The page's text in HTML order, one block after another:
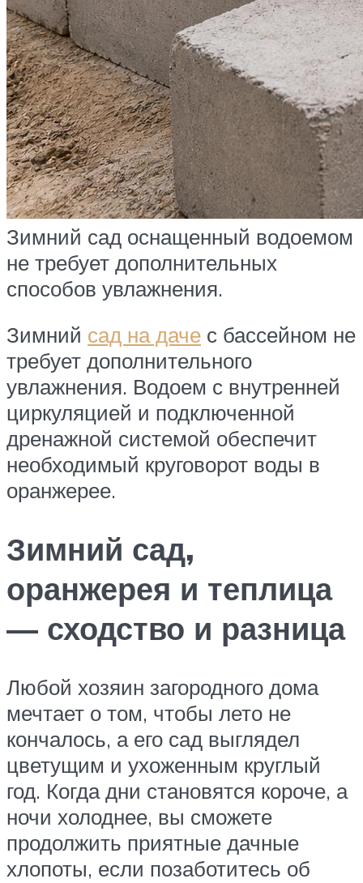
Зимний сад оснащенный водоемом
не требует дополнительных
способов увлажнения.
Зимний сад на даче с бассейном не
требует дополнительного
увлажнения. Водоем с внутренней
циркуляцией и подключенной
дренажной системой обеспечит
необходимый круговорот воды в
оранжерее.
Зимний сад,
оранжерея и теплица
— сходство и разница
Любой хозяин загородного дома
мечтает о том, чтобы лето не
кончалось, а его сад выглядел
цветущим и ухоженным круглый
год. Когда дни становятся короче, а
ночи холоднее, вы сможете
продолжить приятные дачные
хлопоты, если позаботитесь об